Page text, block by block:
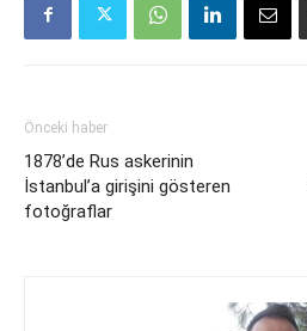
Önceki haber
1878’de Rus askerinin
İstanbul’a girişini gösteren
fotoğraflar